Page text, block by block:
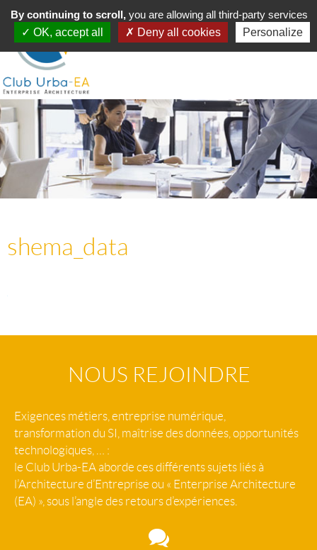
Toggle
navigation
MENU
shema_data
NOUS REJOINDRE
Exigences métiers, entreprise numérique,
transformation du SI, maîtrise des données, opportunités
technologiques, … :
le Club Urba-EA aborde ces différents sujets liés à
l’Architecture d’Entreprise ou « Enterprise Architecture
(EA) », sous l’angle des retours d’expériences.
By continuing to scroll, you are allowing all third-party services
OK, accept all
Deny all cookies Personalize